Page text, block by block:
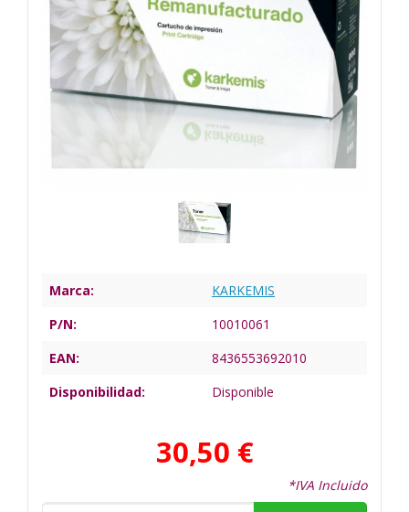
Marca:
KARKEMIS
P/N:
10010061
EAN:
8436553692010
Disponibilidad:
Disponible
30,50 €
*IVA Incluido